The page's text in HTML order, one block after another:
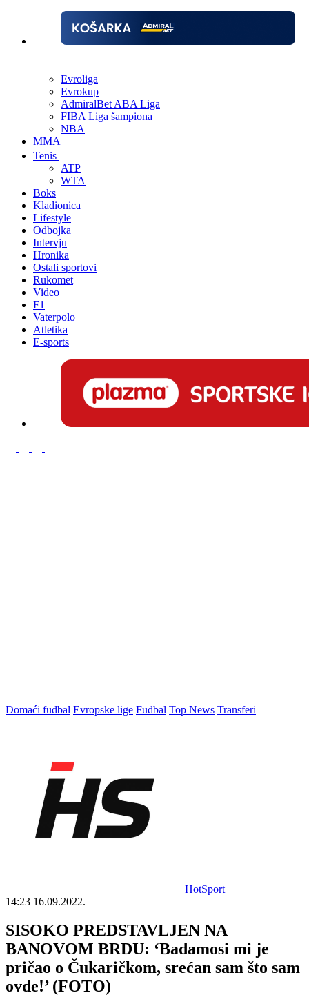
Evroliga
Evrokup
AdmiralBet ABA Liga
FIBA Liga šampiona
NBA
MMA
Tenis
ATP
WTA
Boks
Kladionica
Lifestyle
Odbojka
Intervju
Hronika
Ostali sportovi
Rukomet
Video
F1
Vaterpolo
Atletika
E-sports
Domaći fudbal Evropske lige Fudbal Top News Transferi
HotSport
14:23 16.09.2022.
SISOKO PREDSTAVLJEN NA
BANOVOM BRDU: ‘Badamosi mi je
pričao o Čukaričkom, srećan sam što sam
ovde!’ (FOTO)